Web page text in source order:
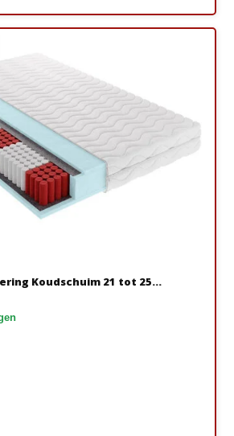
Koudschuim 21 tot 25...